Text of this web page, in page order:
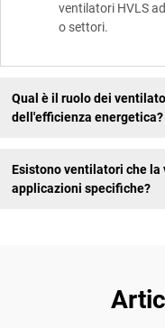
ventilatori HVLS
o settori.
Qual è il ruolo dei
dell'efficienza energetica?
Esistono ventilatori che la
applicazioni specifiche?